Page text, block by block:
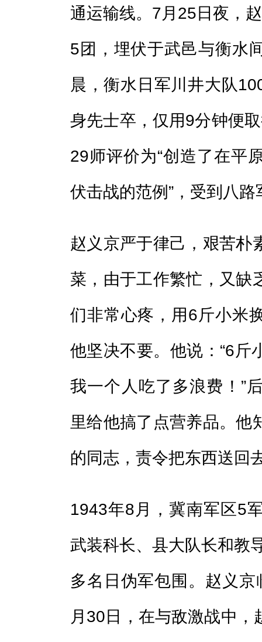
通运输线。7月25日夜，
5团，埋伏于武邑与衡水
晨，衡水日军川井大队
身先士卒，仅用9分钟便
29师评价为“创造了在平
伏击战的范例”，受到八
赵义京严于律己，艰苦朴
菜，由于工作繁忙，又缺
们非常心疼，用6斤小米
他坚决不要。他说：“6斤
我一个人吃了多浪费！”
里给他搞了点营养品。他
的同志，责令把东西送回
1943年8月，冀南军区5
武装科长、县大队长和教
多名日伪军包围。赵义
月30日，在与敌激战中